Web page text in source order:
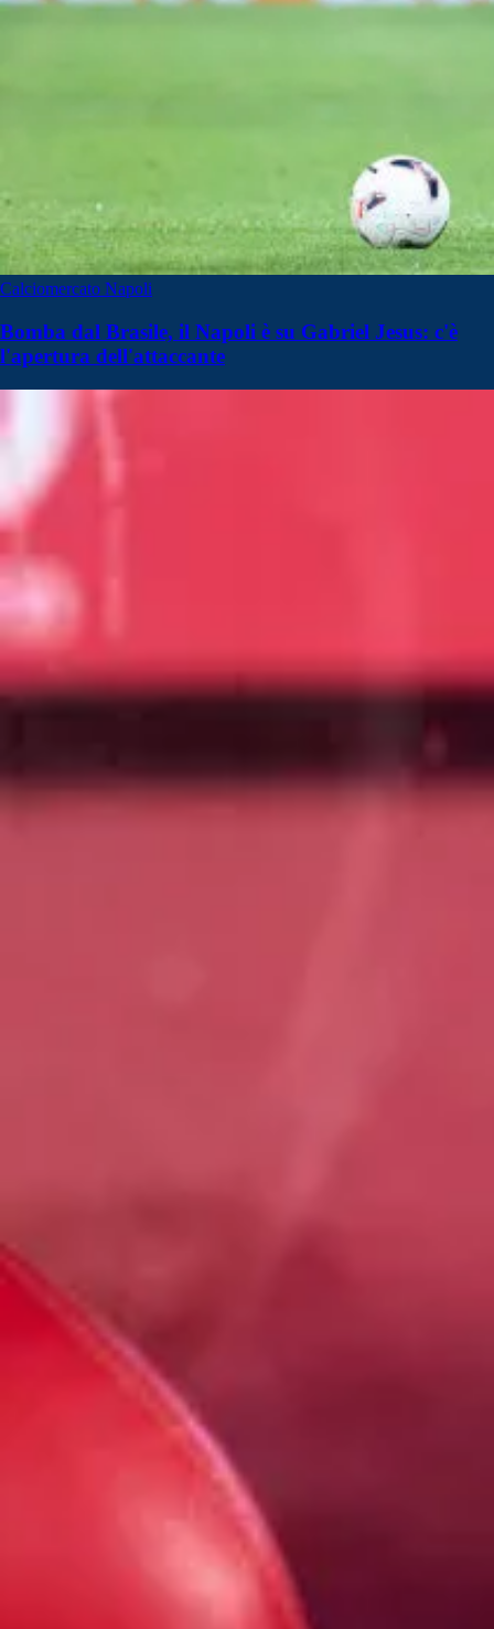
Calciomercato Napoli
Bomba dal Brasile, il Napoli è su Gabriel Jesus: c'è
l'apertura dell'attaccante